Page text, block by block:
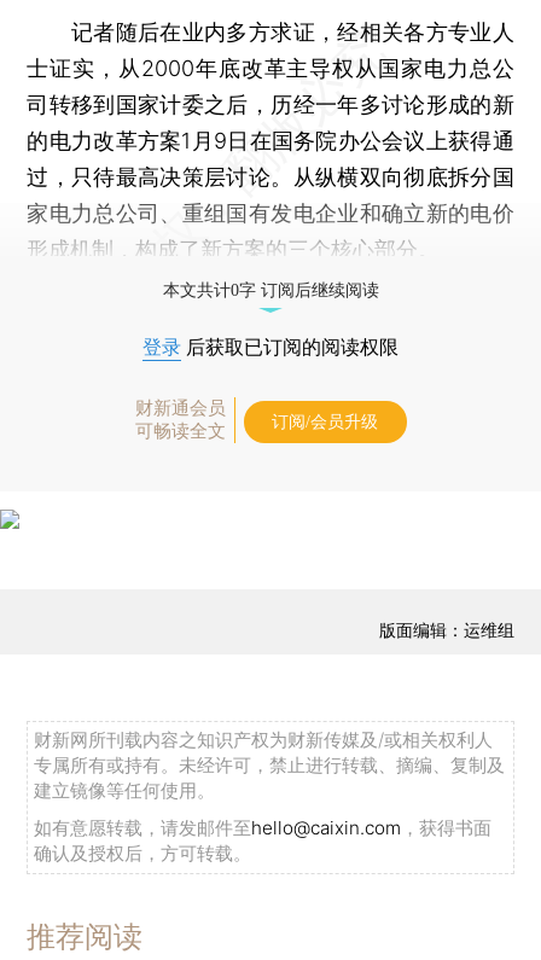
记者随后在业内多方求证，经相关各方专业人
士证实，从2000年底改革主导权从国家电力总公
司转移到国家计委之后，历经一年多讨论形成的新
的电力改革方案1月9日在国务院办公会议上获得通
过，只待最高决策层讨论。从纵横双向彻底拆分国
家电力总公司、重组国有发电企业和确立新的电价
形成机制，构成了新方案的三个核心部分。
本文共计0字 订阅后继续阅读
登录 后获取已订阅的阅读权限
财新通会员
可畅读全文
订阅/会员升级
版面编辑：运维组
财新网所刊载内容之知识产权为财新传媒及/或相关权利人
专属所有或持有。未经许可，禁止进行转载、摘编、复制及
建立镜像等任何使用。
如有意愿转载，请发邮件至hello@caixin.com ，获得书面
确认及授权后，方可转载。
推荐阅读